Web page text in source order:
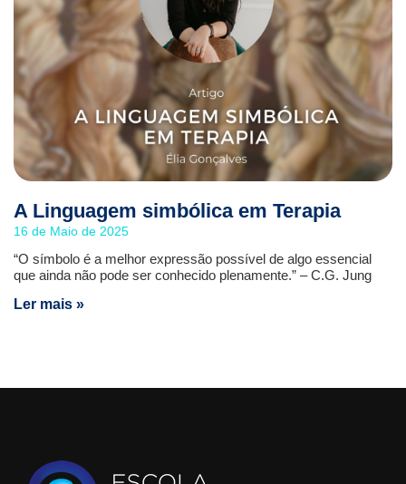
A Linguagem simbólica em Terapia
16 de Maio de 2025
“O símbolo é a melhor expressão possível de algo essencial
que ainda não pode ser conhecido plenamente.” – C.G. Jung
Ler mais »